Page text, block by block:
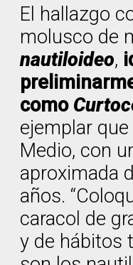
El hallazgo
molusco de
nautiloideo,
como
ejemplar
Medio, con
aproximada
años.
caracol de
y de hábitos